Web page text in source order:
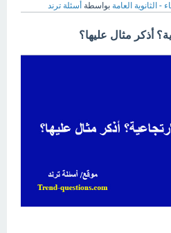
- الثانوية العامة بواسطة أسئلة ترند
أذكر مثال عليها؟